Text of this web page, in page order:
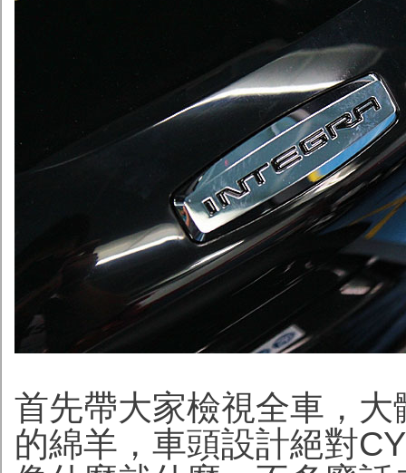
首先帶大家檢視全車，
的綿羊，車頭設計絕對